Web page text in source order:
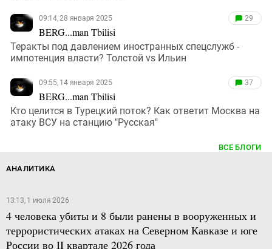
09:14, 28 января 2025
BERG...man Tbilisi
29
Теракты под давлением иностранных спецслужб -
импотенция власти? Толстой vs Ильин
09:55, 14 января 2025
BERG...man Tbilisi
37
Кто целится в Турецкий поток? Как ответит Москва на
атаку ВСУ на станцию "Русская"
ВСЕ БЛОГИ
АНАЛИТИКА
13:13, 1 июля 2026
4 человека убиты и 8 были ранены в вооруженных и
террористических атаках на Северном Кавказе и юге
России во II квартале 2026 года